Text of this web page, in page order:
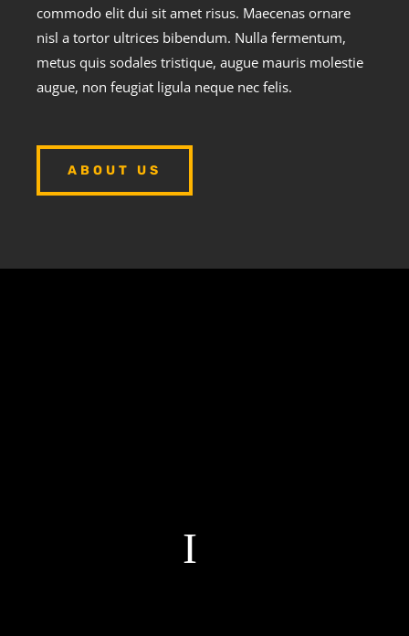
commodo elit dui sit amet risus. Maecenas ornare
nisl a tortor ultrices bibendum. Nulla fermentum,
metus quis sodales tristique, augue mauris molestie
augue, non feugiat ligula neque nec felis.
ABOUT US